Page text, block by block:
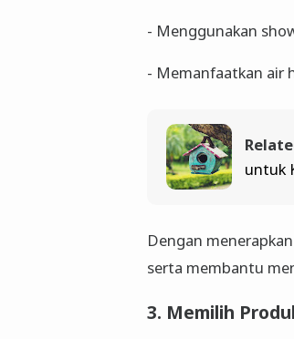
- Menggunakan
- Memanfaatkan air
untuk
Dengan
serta membantu
3. Memilih